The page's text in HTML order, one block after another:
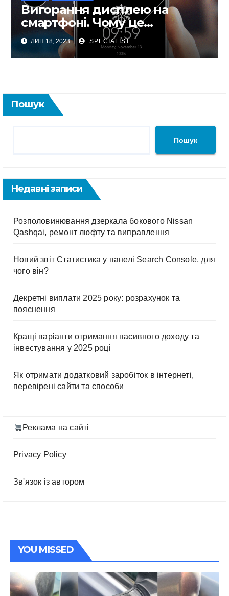
Вигорання дисплею на
смартфоні. Чому це
відбувається та як запобігти?
ЛИП 18, 2023 SPECIALIST
Пошук
Пошук
Недавні записи
Розполовинювання дзеркала бокового Nissan
Qashqai, ремонт люфту та виправлення
Новий звіт Статистика у панелі Search Console, для
чого він?
Декретні виплати 2025 року: розрахунок та
пояснення
Кращі варіанти отримання пасивного доходу та
інвестування у 2025 році
Як отримати додатковий заробіток в інтернеті,
перевірені сайти та способи
Реклама на сайті
Privacy Policy
Зв'язок із автором
YOU MISSED